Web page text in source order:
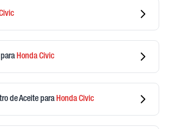
para HondaCivic
de Aceite para HondaCivic